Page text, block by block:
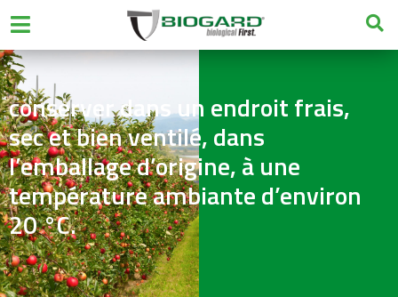
conserver dans un endroit frais,
sec et bien ventilé, dans
l’emballage d’origine, à une
température ambiante d’environ
20 °C.